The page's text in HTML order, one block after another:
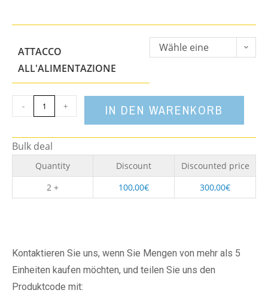
ATTACCO
ALL'ALIMENTAZIONE
Wähle eine
- + IN DEN WARENKORB
Bulk deal
Quantity Discount
Discounted price
2 +
100,00€ 300,00€
Kontaktieren Sie uns, wenn Sie Mengen von mehr als 5
Einheiten kaufen möchten, und teilen Sie uns den
Produktcode mit: